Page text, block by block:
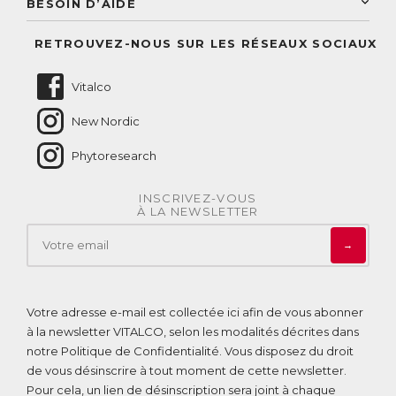
BESOIN D’AIDE
RETROUVEZ-NOUS SUR LES RÉSEAUX SOCIAUX
Vitalco
New Nordic
Phytoresearch
INSCRIVEZ-VOUS
À LA NEWSLETTER
→
Votre adresse e-mail est collectée ici afin de vous abonner
à la newsletter VITALCO, selon les modalités décrites dans
notre Politique de Confidentialité . Vous disposez du droit
de vous désinscrire à tout moment de cette newsletter.
Pour cela, un lien de désinscription sera joint à chaque